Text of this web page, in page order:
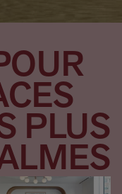
PLUS